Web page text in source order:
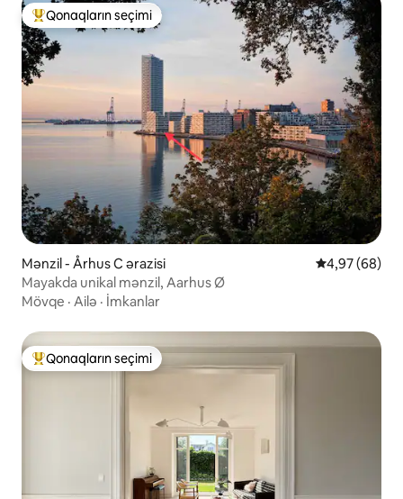
Populyar "Qonaqların seçimi"
Qonaqların seçimi
Mənzil - Århus C ərazisi Ortalama
4,97 (68)
Mayakda unikal mənzil, Aarhus Ø
Mövqe · Ailə · İmkanlar
Populyar "Qonaqların seçimi"
Qonaqların seçimi